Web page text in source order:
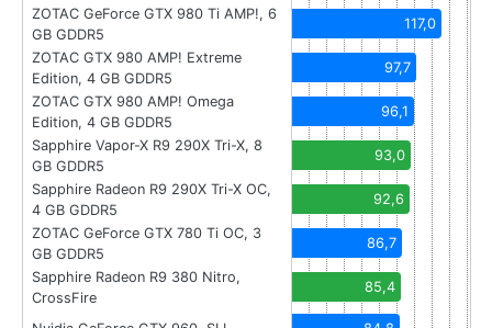
ZOTAC GeForce GTX 980 Ti AMP!, 6
GB GDDR5
117,0
ZOTAC GTX 980 AMP! Extreme
Edition, 4 GB GDDR5
97,7
ZOTAC GTX 980 AMP! Omega
Edition, 4 GB GDDR5
96,1
Sapphire Vapor-X R9 290X Tri-X, 8
GB GDDR5
93,0
Sapphire Radeon R9 290X Tri-X OC,
4 GB GDDR5
92,6
ZOTAC GeForce GTX 780 Ti OC, 3
GB GDDR5
86,7
Sapphire Radeon R9 380 Nitro,
CrossFire
85,4